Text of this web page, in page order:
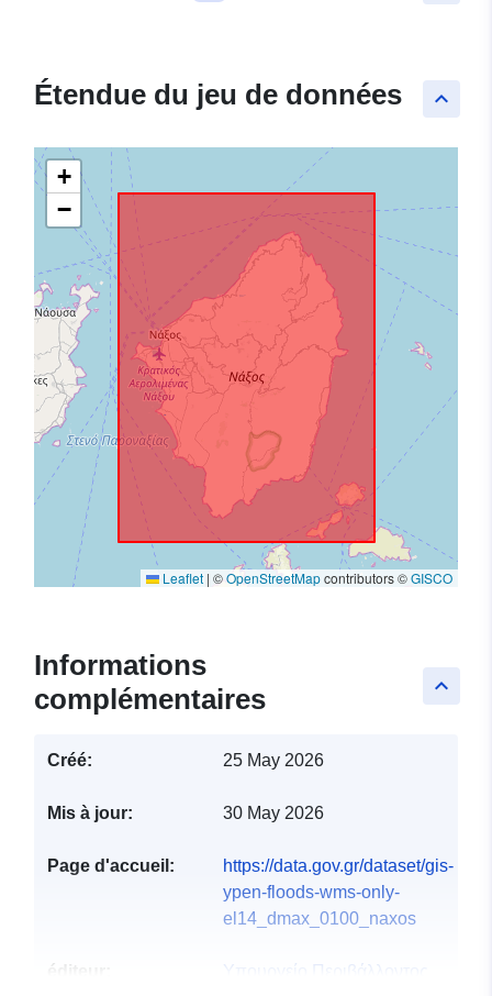
keyboard_arrow_up
Étendue du jeu de données
+
−
Leaflet | ©OpenStreetMapcontributors ©GISCO
keyboard_arrow_up
Informations
complémentaires
Créé: 25 May 2026
Mis à jour: 30 May 2026
Page d'accueil:
https://data.gov.gr/dataset/gis-
ypen-floods-wms-only-
el14_dmax_0100_naxos
Υπουργείο Περιβάλλοντος